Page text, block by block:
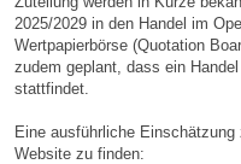
2025/2029 in den Handel im
Wertpapierbörse (Quotation
zudem geplant, dass ein
stattfindet.
Eine ausführliche
Website zu finden: